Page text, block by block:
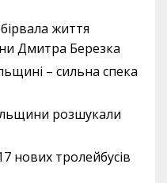
життя
Дмитра Березка
– сильна спека
розшукали
нових тролейбусів